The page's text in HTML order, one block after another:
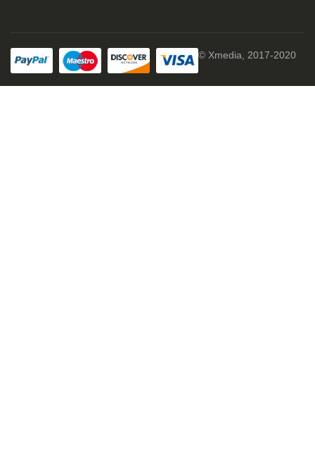
© Xmedia, 2017-2020